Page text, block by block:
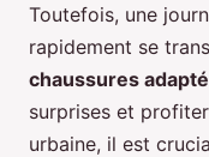
Toutefois, une
rapidement se
chaussures
surprises et
urbaine, il est